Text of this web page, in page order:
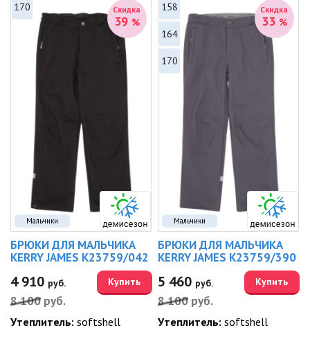
Мальчики
Скидка
39 %
170
БРЮКИ ДЛЯ МАЛЬЧИКА
KERRY JAMES K23759/042
4 910 руб.
8 100 руб.
Купить
Утеплитель:softshell
Мальчики
Скидка
33 %
158
164
170
БРЮКИ ДЛЯ МАЛЬЧИКА
KERRY JAMES K23759/390
5 460 руб.
8 100 руб.
Купить
Утеплитель:softshell